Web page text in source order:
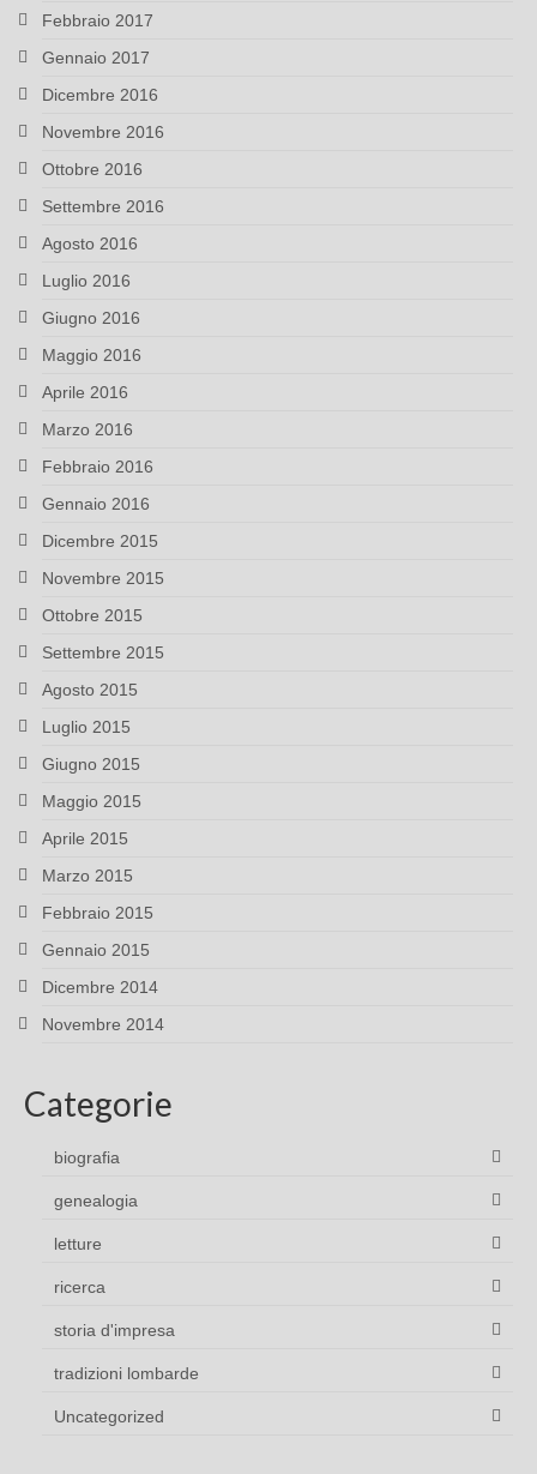
Febbraio 2017
Gennaio 2017
Dicembre 2016
Novembre 2016
Ottobre 2016
Settembre 2016
Agosto 2016
Luglio 2016
Giugno 2016
Maggio 2016
Aprile 2016
Marzo 2016
Febbraio 2016
Gennaio 2016
Dicembre 2015
Novembre 2015
Ottobre 2015
Settembre 2015
Agosto 2015
Luglio 2015
Giugno 2015
Maggio 2015
Aprile 2015
Marzo 2015
Febbraio 2015
Gennaio 2015
Dicembre 2014
Novembre 2014
Categorie
biografia
genealogia
letture
ricerca
storia d'impresa
tradizioni lombarde
Uncategorized